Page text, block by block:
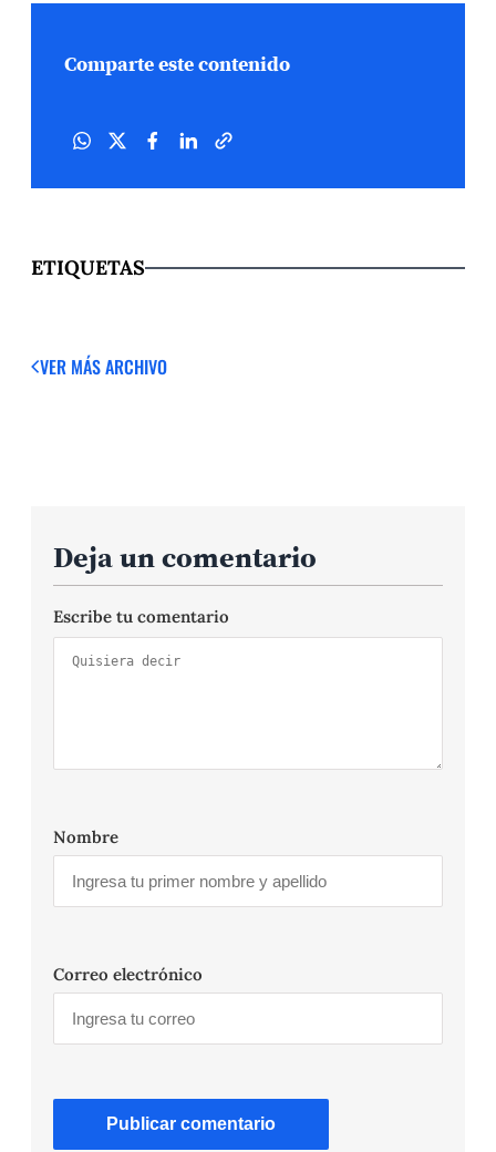
Comparte este contenido
ETIQUETAS
VER MÁSARCHIVO
Deja un comentario
Escribe tu comentario
Nombre
Correo electrónico